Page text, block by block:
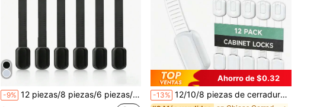
-9% 12 piezas/8 piezas/6 piezas/4 piezas/2 piezas/1 pieza Cerradura de negra para bebés, Cerradura de para bebés, Cerradura de para gabinetes para niños - Cerradura adhesiva rápida y fácil para cajones y puertas de gabinetes, Cerradura para cajones con o sin tornillos o imanes, Multifuncional para muebles, horno de cocina, tapa del inodoro, etc.
Ahorro de $0.32
-13% 12/10/8 piezas de cerraduras para armarios infantiles, cerraduras ajustables para cajones de bebé con respaldo adhesivo, cerraduras de para bebés para armarios, cajones y refrigeradores